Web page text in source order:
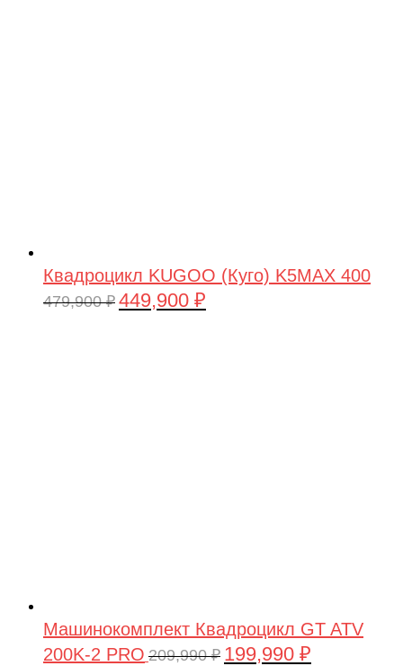
Квадроцикл KUGOO (Куго) K5MAX 400
479,900₽ Первоначальная
449,900 ₽
Машинокомплект Квадроцикл GT ATV
200K-2 PRO 209,990₽ Первоначальная
199,990 ₽